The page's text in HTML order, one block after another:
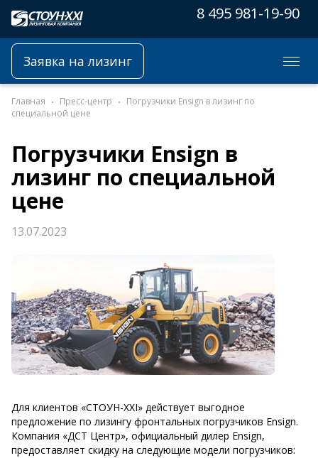
8 495 981-19-90
Заявка на лизинг
Главная Пресс-центр
Погрузчики Ensign в лизинг по
специальной цене
Погрузчики Ensign в
лизинг по специальной
цене
13.07.2023
Для клиентов «СТОУН-XXI» действует выгодное
предложение по лизингу фронтальных погрузчиков Ensign.
Компания «ДСТ Центр», официальный дилер Ensign,
предоставляет скидку на следующие модели погрузчиков: